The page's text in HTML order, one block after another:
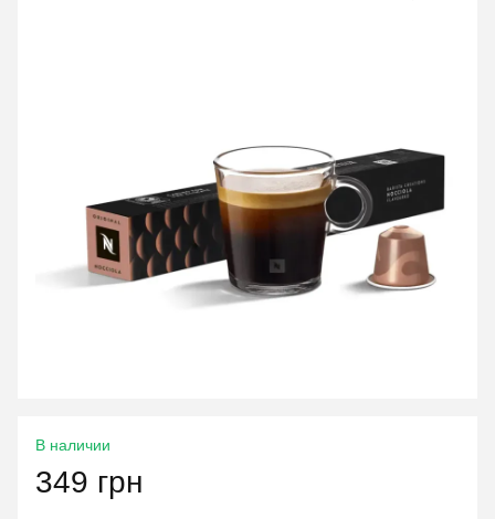
В наличии
349 грн